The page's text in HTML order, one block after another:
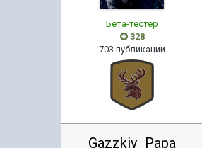
Бета-тестер
328
703 публикации
Gazzkiy_Papa